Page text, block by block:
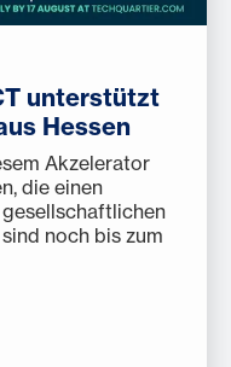
unterstützt
Hessen
Akzelerator
die einen
noch bis zum